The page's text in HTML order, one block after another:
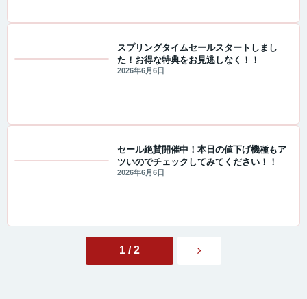
スプリングタイムセールスタートしまし
た！お得な特典をお見逃しなく！！
2026年6月6日
セール絶賛開催中！本日の値下げ機種もア
ツいのでチェックしてみてください！！
2026年6月6日
1 / 2